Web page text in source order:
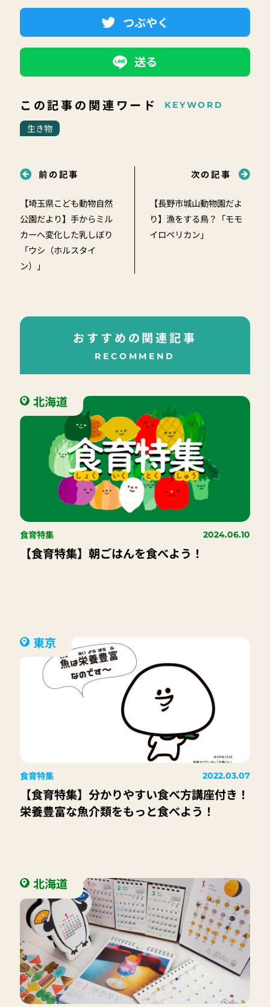
つぶやく
送る
この記事の関連ワード KEYWORD
生き物
前の記事
【埼玉県こども動物自然
公園だより】手からミル
カーへ変化した乳しぼり
「ウシ（ホルスタイ
ン）」
次の記事
【長野市城山動物園だよ
り】漁をする鳥？「モモ
イロペリカン」
おすすめの関連記事
RECOMMEND
北海道
食育特集 2024.06.10
【食育特集】朝ごはんを食べよう！
東京
食育特集 2022.03.07
【食育特集】分かりやすい食べ方講座付き！
栄養豊富な魚介類をもっと食べよう！
北海道